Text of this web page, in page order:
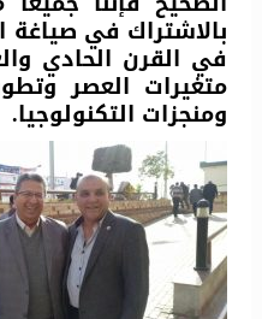
بالاشتراك في صياغة
في القرن الحادي
متغيرات العصر
ومنجزات التكنولوجيا.